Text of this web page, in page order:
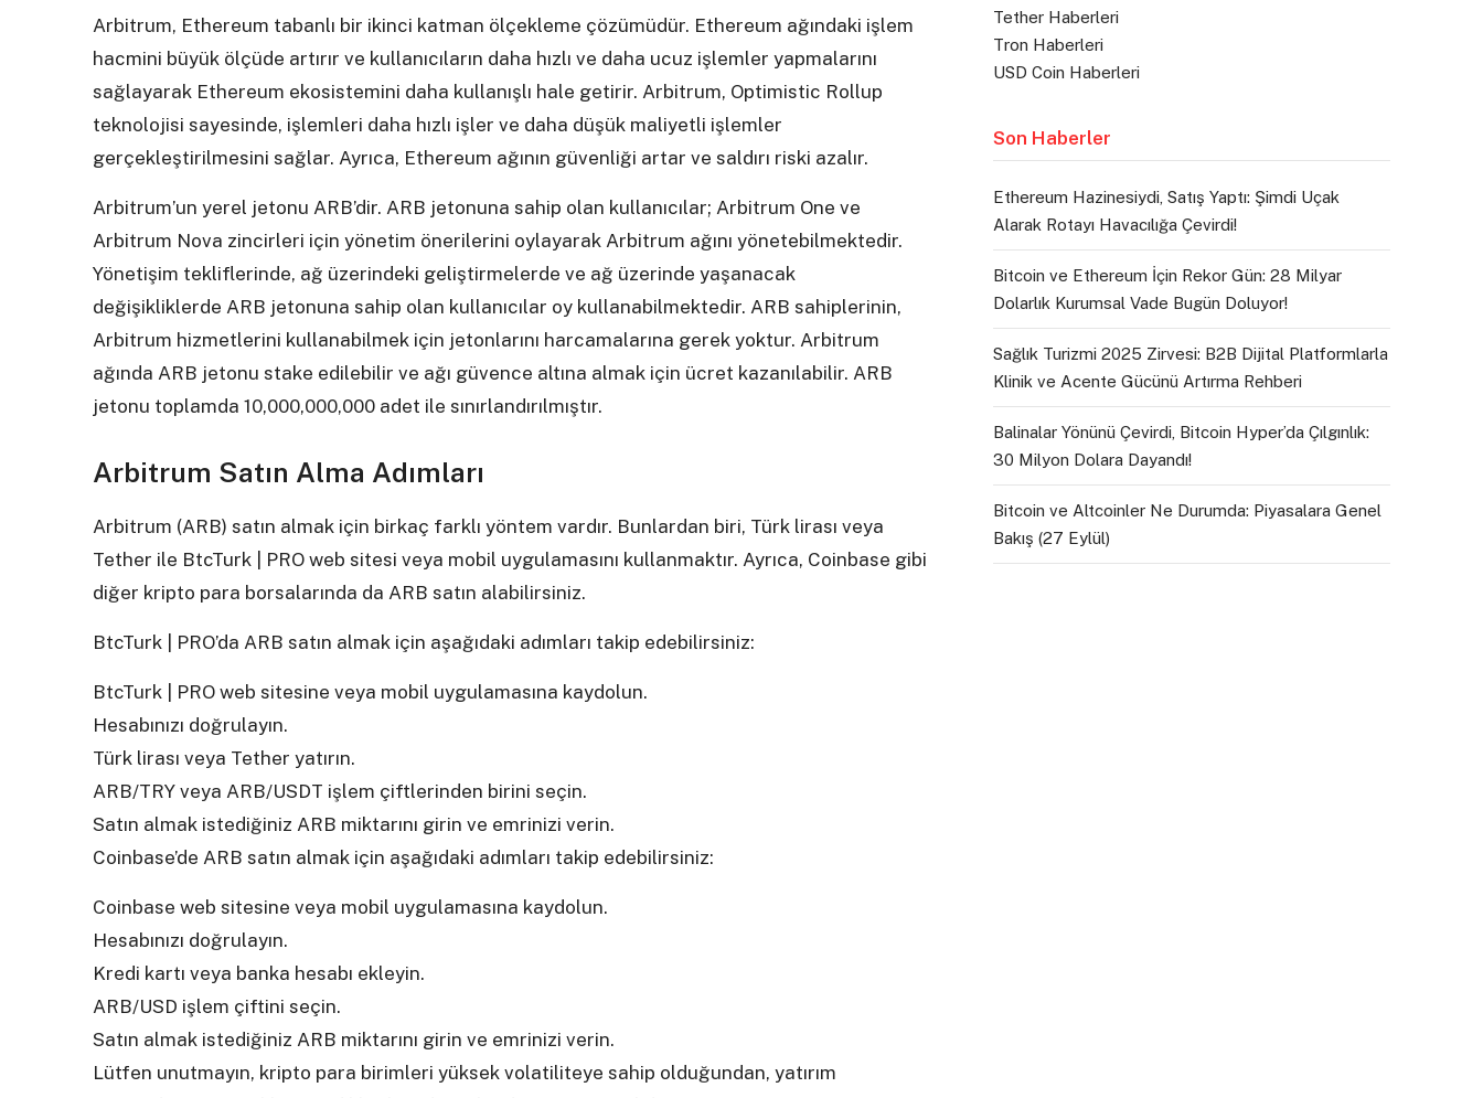
Arbitrum, Ethereum tabanlı bir ikinci katman ölçekleme çözümüdür. Ethereum ağındaki işlem
hacmini büyük ölçüde artırır ve kullanıcıların daha hızlı ve daha ucuz işlemler yapmalarını
sağlayarak Ethereum ekosistemini daha kullanışlı hale getirir. Arbitrum, Optimistic Rollup
teknolojisi sayesinde, işlemleri daha hızlı işler ve daha düşük maliyetli işlemler
gerçekleştirilmesini sağlar. Ayrıca, Ethereum ağının güvenliği artar ve saldırı riski azalır.
Arbitrum’un yerel jetonu ARB’dir. ARB jetonuna sahip olan kullanıcılar; Arbitrum One ve
Arbitrum Nova zincirleri için yönetim önerilerini oylayarak Arbitrum ağını yönetebilmektedir.
Yönetişim tekliflerinde, ağ üzerindeki geliştirmelerde ve ağ üzerinde yaşanacak
değişikliklerde ARB jetonuna sahip olan kullanıcılar oy kullanabilmektedir. ARB sahiplerinin,
Arbitrum hizmetlerini kullanabilmek için jetonlarını harcamalarına gerek yoktur. Arbitrum
ağında ARB jetonu stake edilebilir ve ağı güvence altına almak için ücret kazanılabilir. ARB
jetonu toplamda 10,000,000,000 adet ile sınırlandırılmıştır.
Arbitrum Satın Alma Adımları
Arbitrum (ARB) satın almak için birkaç farklı yöntem vardır. Bunlardan biri, Türk lirası veya
Tether ile BtcTurk | PRO web sitesi veya mobil uygulamasını kullanmaktır. Ayrıca, Coinbase gibi
diğer kripto para borsalarında da ARB satın alabilirsiniz.
BtcTurk | PRO’da ARB satın almak için aşağıdaki adımları takip edebilirsiniz:
BtcTurk | PRO web sitesine veya mobil uygulamasına kaydolun.
Hesabınızı doğrulayın.
Türk lirası veya Tether yatırın.
ARB/TRY veya ARB/USDT işlem çiftlerinden birini seçin.
Satın almak istediğiniz ARB miktarını girin ve emrinizi verin.
Coinbase’de ARB satın almak için aşağıdaki adımları takip edebilirsiniz:
Coinbase web sitesine veya mobil uygulamasına kaydolun.
Hesabınızı doğrulayın.
Kredi kartı veya banka hesabı ekleyin.
ARB/USD işlem çiftini seçin.
Satın almak istediğiniz ARB miktarını girin ve emrinizi verin.
Lütfen unutmayın, kripto para birimleri yüksek volatiliteye sahip olduğundan, yatırım
Tether Haberleri
Tron Haberleri
USD Coin Haberleri
Son Haberler
Ethereum Hazinesiydi, Satış Yaptı: Şimdi Uçak
Alarak Rotayı Havacılığa Çevirdi!
Bitcoin ve Ethereum İçin Rekor Gün: 28 Milyar
Dolarlık Kurumsal Vade Bugün Doluyor!
Sağlık Turizmi 2025 Zirvesi: B2B Dijital Platformlarla
Klinik ve Acente Gücünü Artırma Rehberi
Balinalar Yönünü Çevirdi, Bitcoin Hyper’da Çılgınlık:
30 Milyon Dolara Dayandı!
Bitcoin ve Altcoinler Ne Durumda: Piyasalara Genel
Bakış (27 Eylül)